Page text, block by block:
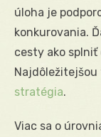
úloha je
konkurovania.
cesty ako
stratégia.
Viac sa o